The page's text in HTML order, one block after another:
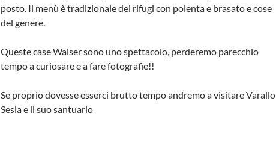
posto. Il menù è tradizionale dei rifugi con polenta e brasato e cose
del genere.
Queste case Walser sono uno spettacolo, perderemo parecchio
tempo a curiosare e a fare fotografie!!
Se proprio dovesse esserci brutto tempo andremo a visitare Varallo
Sesia e il suo santuario